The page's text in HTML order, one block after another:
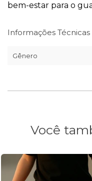
bem-estar para o
Informações Técnicas
Gênero
Você